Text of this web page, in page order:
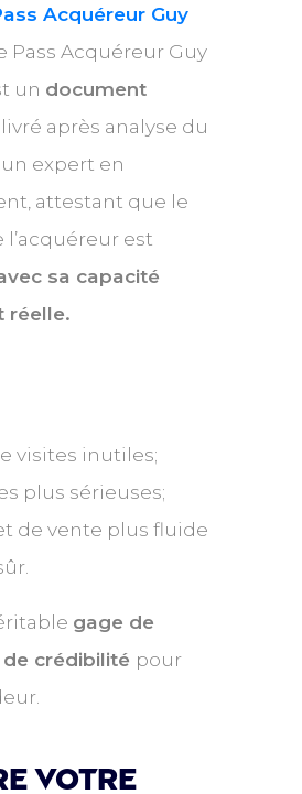
Acquéreur Guy
Pass Acquéreur Guy
un document
après analyse du
expert en
attestant que le
est
sa capacité
réelle.
visites inutiles;
plus sérieuses;
de vente plus fluide
gage de
crédibilité pour
votre